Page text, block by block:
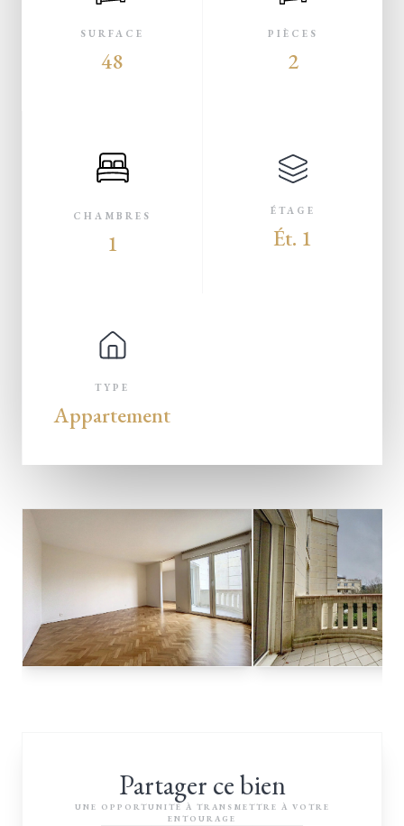
SURFACE
48
PIÈCES
2
CHAMBRES
1
ÉTAGE
Ét. 1
TYPE
Appartement
Partager ce bien
UNE OPPORTUNITÉ À TRANSMETTRE À VOTRE
ENTOURAGE